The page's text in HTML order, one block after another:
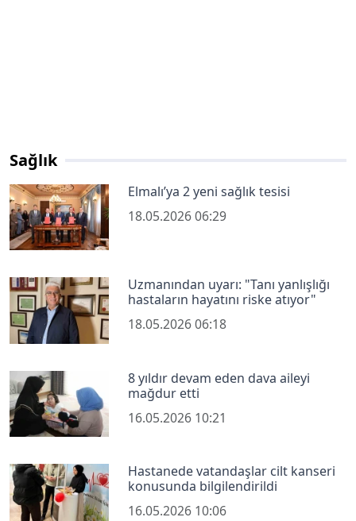
Sağlık
Elmalı’ya 2 yeni sağlık tesisi
18.05.2026 06:29
Uzmanından uyarı: "Tanı yanlışlığı
hastaların hayatını riske atıyor"
18.05.2026 06:18
8 yıldır devam eden dava aileyi
mağdur etti
16.05.2026 10:21
Hastanede vatandaşlar cilt kanseri
konusunda bilgilendirildi
16.05.2026 10:06